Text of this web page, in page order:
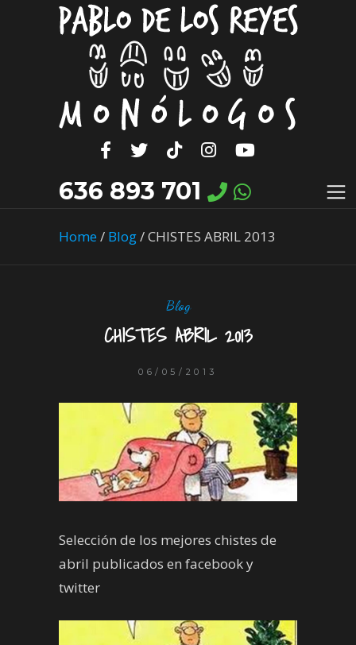
636 893 701
Home/ Blog/CHISTES ABRIL 2013
Blog
CHISTES ABRIL 2013
06/05/2013
Selección de los mejores chistes de
abril publicados en facebook y
twitter